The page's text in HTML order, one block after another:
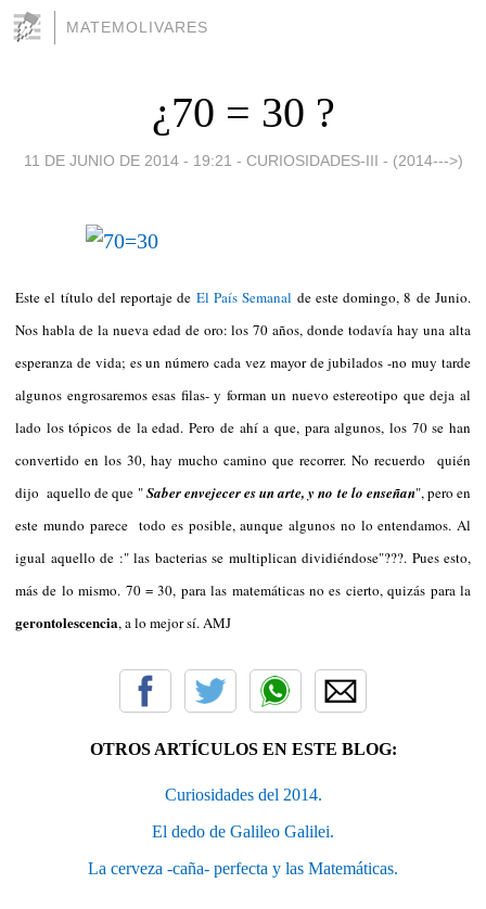
MATEMOLIVARES
¿70 = 30 ?
11 DE JUNIO DE 2014 - 19:21 - CURIOSIDADES-III - (2014--->)
Este el título del reportaje de El País Semanal de este domingo, 8 de Junio.
Nos habla de la nueva edad de oro: los 70 años, donde todavía hay una alta
esperanza de vida; es un número cada vez mayor de jubilados -no muy tarde
algunos engrosaremos esas filas- y forman un nuevo estereotipo que deja al
lado los tópicos de la edad. Pero de ahí a que, para algunos, los 70 se han
convertido en los 30, hay mucho camino que recorrer. No recuerdo quién
dijo aquello de que "Saber envejecer es un arte, y no te lo enseñan", pero en
este mundo parece todo es posible, aunque algunos no lo entendamos. Al
igual aquello de :" las bacterias se multiplican dividiéndose"???. Pues esto,
más de lo mismo. 70 = 30, para las matemáticas no es cierto, quizás para la
gerontolescencia, a lo mejor sí. AMJ
OTROS ARTÍCULOS EN ESTE BLOG:
Curiosidades del 2014.
El dedo de Galileo Galilei.
La cerveza -caña- perfecta y las Matemáticas.